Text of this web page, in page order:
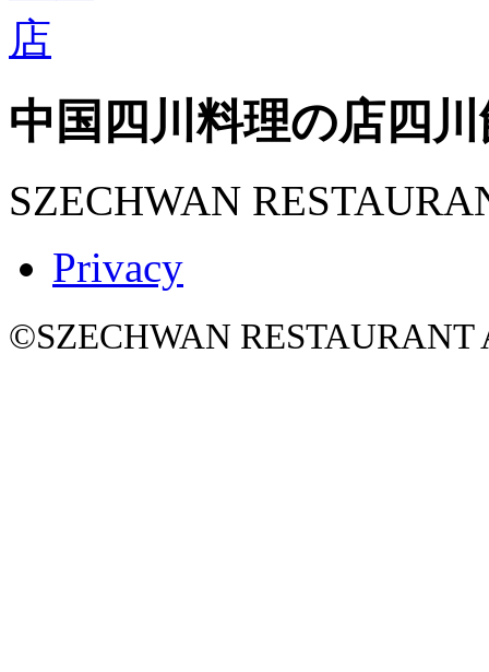
中国四川料理の店 四
SZECHWAN
Privacy
©SZECHWAN RESTAURANT